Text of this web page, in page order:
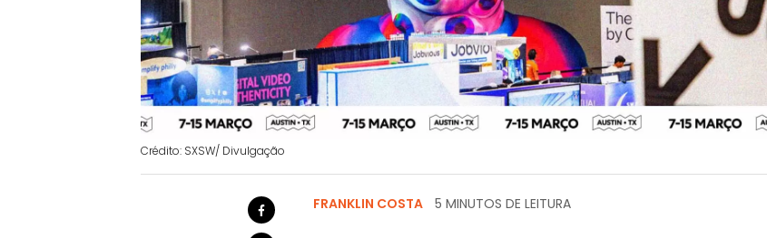
Crédito: SXSW/ Divulgação
FRANKLIN COSTA 5 MINUTOS DE LEITURA